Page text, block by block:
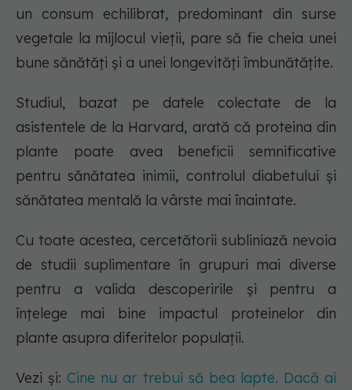
un consum echilibrat, predominant din surse
vegetale la mijlocul vieții, pare să fie cheia unei
bune sănătăți și a unei longevități îmbunătățite.
Studiul, bazat pe datele colectate de la
asistentele de la Harvard, arată că proteina din
plante poate avea beneficii semnificative
pentru sănătatea inimii, controlul diabetului și
sănătatea mentală la vârste mai înaintate.
Cu toate acestea, cercetătorii subliniază nevoia
de studii suplimentare în grupuri mai diverse
pentru a valida descoperirile și pentru a
înțelege mai bine impactul proteinelor din
plante asupra diferitelor populații.
Vezi și:Cine nu ar trebui să bea lapte. Dacă ai